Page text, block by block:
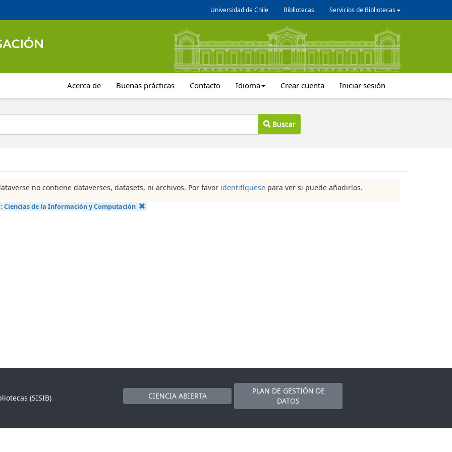
Universidad de Chile Bibliotecas Servicios de Bibliotecas
Acerca de Buenas prácticas Contacto Idioma Crear cuenta Iniciar sesión
Buscar
no contiene dataverses, datasets, ni archivos. Por favor identifíquese para ver si puede añadirlos.
Ciencias de la Información y Computación
(SISIB)
CIENCIA ABIERTA
PLAN DE GESTIÓN DE
DATOS